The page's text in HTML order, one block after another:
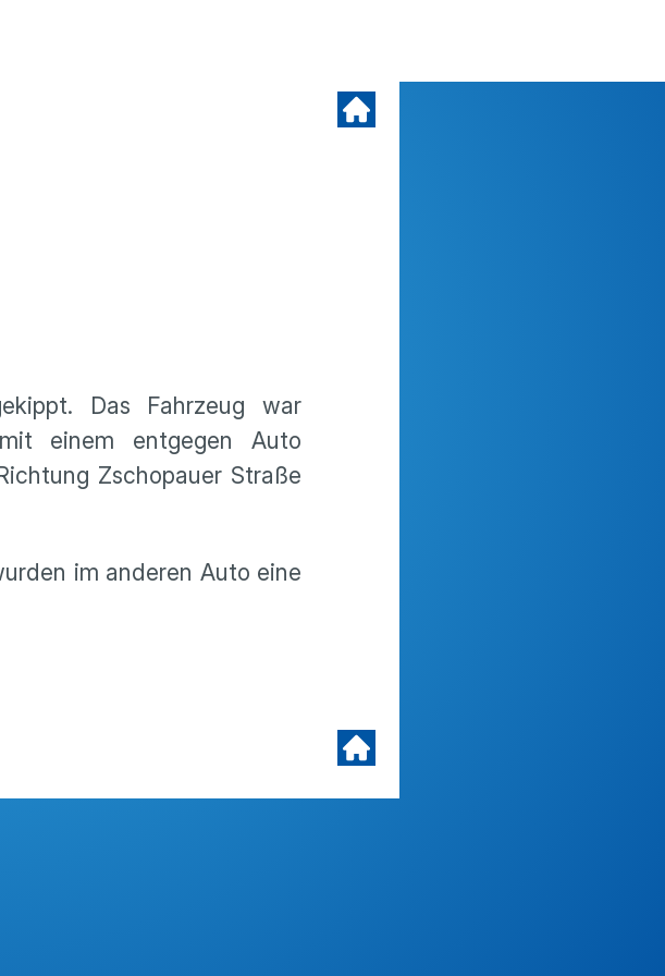
Das Fahrzeug war
einem entgegen Auto
Zschopauer Straße
im anderen Auto eine